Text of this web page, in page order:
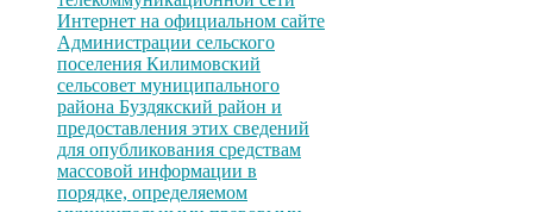
Интернет на официальном сайте
Администрации сельского
поселения Килимовский
сельсовет муниципального
района Буздякский район и
предоставления этих сведений
для опубликования средствам
массовой информации в
порядке, определяемом